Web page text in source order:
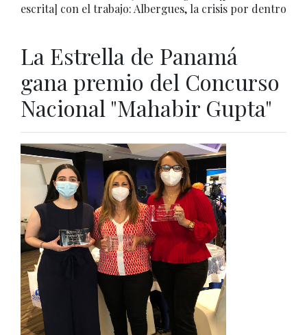
escrita] con el trabajo: Albergues, la crisis por dentro
La Estrella de Panamá
gana premio del Concurso
Nacional "Mahabir Gupta"